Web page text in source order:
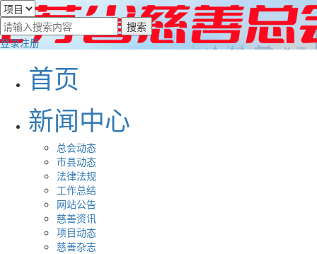
登录注册
首页
新闻中心
总会动态
市县动态
法律法规
工作总结
网站公告
慈善资讯
项目动态
慈善杂志